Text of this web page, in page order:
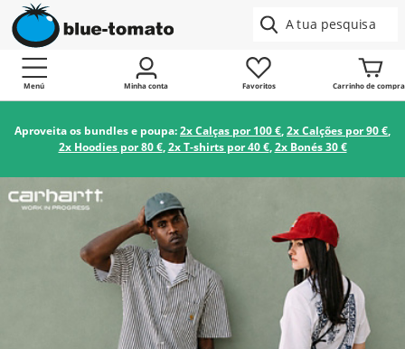
Menú Minha conta Favoritos Carrinho de
Aproveita os bundles e poupa:2x Calças por 100 €,2x Calções por 90 €,
2x Hoodies por 80 €,2x T-shirts por 40 €,2x Bonés 30 €